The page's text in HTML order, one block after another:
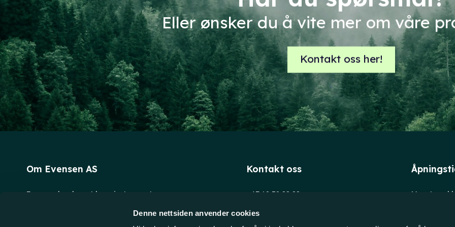
Denne nettsiden anvender cookies
Eller ønsker du å vite mer om våre
Kontakt oss her!
Om Evensen AS
Evensen har levert laserinstrumenter og
markedet siden 1996. Vi holder til fem minutters
Kontakt oss
+47 69 39 88 88
Man-tors: